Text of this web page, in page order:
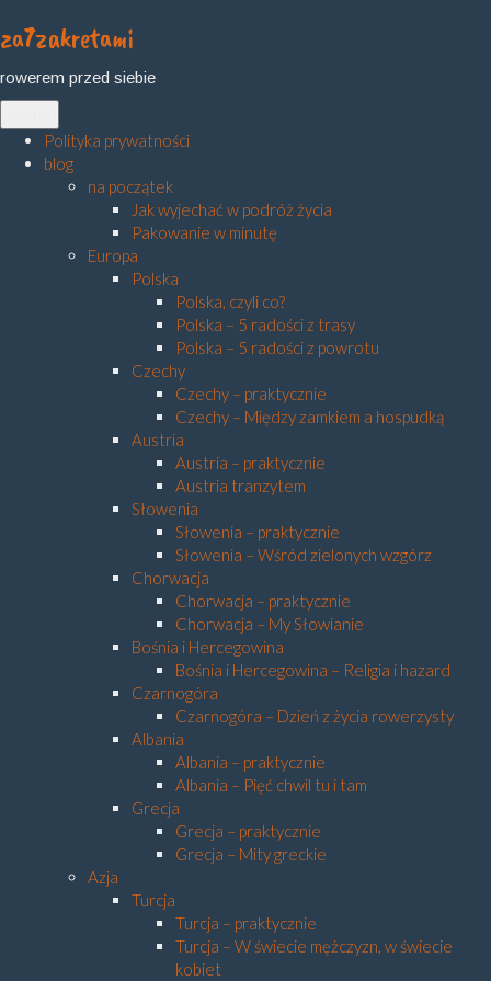
Skip
content
za7zakretami
rowerem przed siebie
Polityka prywatności
blog
na początek
Jak wyjechać w podróż życia
Pakowanie w minutę
Europa
Polska
Polska, czyli co?
Polska – 5 radości z trasy
Polska – 5 radości z powrotu
Czechy
Czechy – praktycznie
Czechy – Między zamkiem a hospudką
Austria
Austria – praktycznie
Austria tranzytem
Słowenia
Słowenia – praktycznie
Słowenia – Wśród zielonych wzgórz
Chorwacja
Chorwacja – praktycznie
Chorwacja – My Słowianie
Bośnia i Hercegowina
Bośnia i Hercegowina – Religia i hazard
Czarnogóra
Czarnogóra – Dzień z życia rowerzysty
Albania
Albania – praktycznie
Albania – Pięć chwil tu i tam
Grecja
Grecja – praktycznie
Grecja – Mity greckie
Azja
Turcja
Turcja – praktycznie
Turcja – W świecie mężczyzn, w świecie
kobiet